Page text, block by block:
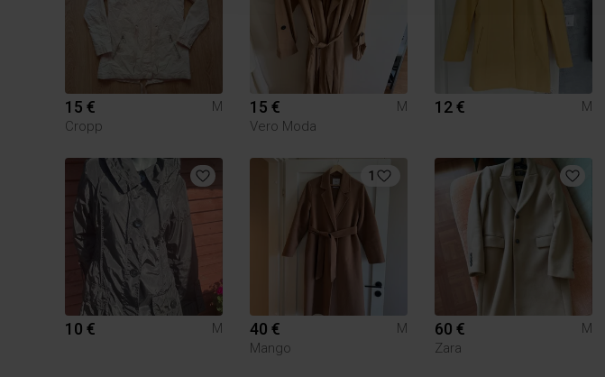
15 €
M
Cropp
15 €
M
Vero Moda
12 € M
10 € M
1
40 €
M
Mango
60 €
M
Zara